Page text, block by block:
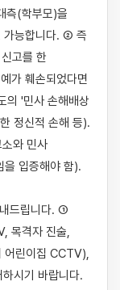
측(학부모)을
가능합니다. ② 즉
고를 한
가 훼손되었다면
의 '민사 손해배상
정신적 손해 등).
와 민사
을 입증해야 함).
드립니다. ①
목격자 진술,
어린이집 CCTV),
시기 바랍니다.